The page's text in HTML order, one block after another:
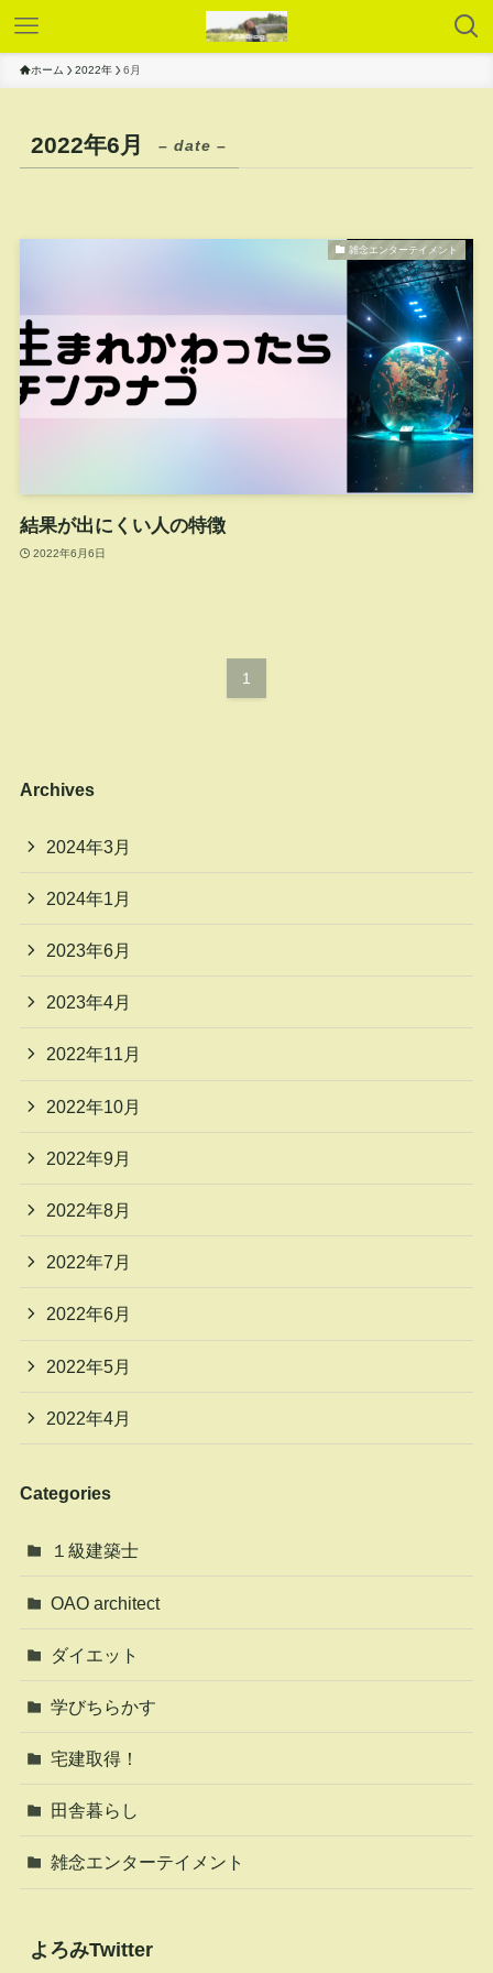
ホーム 2022年 6月
2022年6月 – date –
雑念エンターテイメント
結果が出にくい人の特徴
2022年6月6日
1
Archives
2024年3月
2024年1月
2023年6月
2023年4月
2022年11月
2022年10月
2022年9月
2022年8月
2022年7月
2022年6月
2022年5月
2022年4月
Categories
１級建築士
OAO architect
ダイエット
学びちらかす
宅建取得！
田舎暮らし
雑念エンターテイメント
よろみTwitter